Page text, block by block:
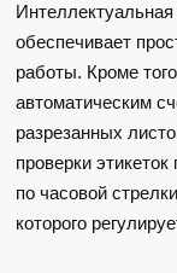
обеспечивает
работы. Кроме
автоматическим
разрезанных
проверки
по часовой
которого